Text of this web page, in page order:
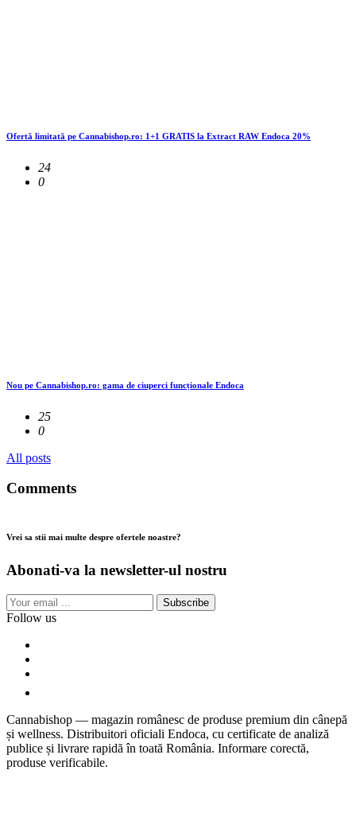
Ofertă limitată pe Cannabishop.ro: 1+1 GRATIS la Extract RAW Endoca 20%
24
0
Nou pe Cannabishop.ro: gama de ciuperci funcționale Endoca
25
0
All posts
Comments
Vrei sa stii mai multe despre ofertele noastre?
Abonati-va la newsletter-ul nostru
Subscribe
Follow us
Cannabishop — magazin românesc de produse premium din cânepă
și wellness. Distribuitori oficiali Endoca, cu certificate de analiză
publice și livrare rapidă în toată România. Informare corectă,
produse verificabile.